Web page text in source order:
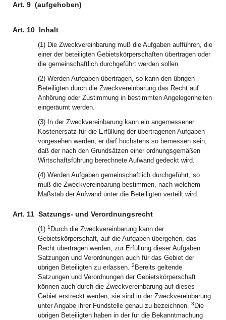
Art. 9 (aufgehoben)
Art. 10 Inhalt
(1) Die Zweckvereinbarung muß die Aufgaben aufführen, die
einer der beteiligten Gebietskörperschaften übertragen oder
die gemeinschaftlich durchgeführt werden sollen.
(2) Werden Aufgaben übertragen, so kann den übrigen
Beteiligten durch die Zweckvereinbarung das Recht auf
Anhörung oder Zustimmung in bestimmten Angelegenheiten
eingeräumt werden.
(3) In der Zweckvereinbarung kann ein angemessener
Kostenersatz für die Erfüllung der übertragenen Aufgaben
vorgesehen werden; er darf höchstens so bemessen sein,
daß der nach den Grundsätzen einer ordnungsgemäßen
Wirtschaftsführung berechnete Aufwand gedeckt wird.
(4) Werden Aufgaben gemeinschaftlich durchgeführt, so
muß die Zweckvereinbarung bestimmen, nach welchem
Maßstab der Aufwand unter die Beteiligten verteilt wird.
Art. 11 Satzungs- und Verordnungsrecht
(1) 1 Durch die Zweckvereinbarung kann der
Gebietskörperschaft, auf die Aufgaben übergehen, das
Recht übertragen werden, zur Erfüllung dieser Aufgaben
Satzungen und Verordnungen auch für das Gebiet der
übrigen Beteiligten zu erlassen. 2 Bereits geltende
Satzungen und Verordnungen der Gebietskörperschaft
können auch durch die Zweckvereinbarung auf dieses
Gebiet erstreckt werden; sie sind in der Zweckvereinbarung
unter Angabe ihrer Fundstelle genau zu bezeichnen. 3 Die
übrigen Beteiligten haben in der für die Bekanntmachung